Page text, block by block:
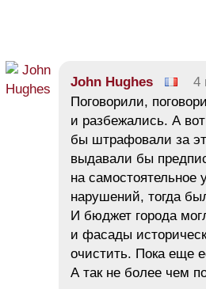
John Hughes 4
Поговорили,
и разбежались. А
бы штрафовали за
выдавали бы
на самостоятельное
нарушений, тогда
И бюджет города
и фасады
очистить. Пока еще
А так не более чем